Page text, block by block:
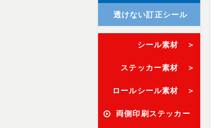
透けない訂正シール
シール素材 ＞
ステッカー素材 ＞
ロールシール素材 ＞
両側印刷ステッカー